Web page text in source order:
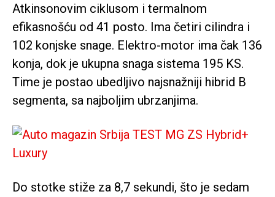
Atkinsonovim ciklusom i termalnom
efikasnošću od 41 posto. Ima četiri cilindra i
102 konjske snage. Elektro-motor ima čak 136
konja, dok je ukupna snaga sistema 195 KS.
Time je postao ubedljivo najsnažniji hibrid B
segmenta, sa najboljim ubrzanjima.
Do stotke stiže za 8,7 sekundi, što je sedam